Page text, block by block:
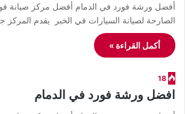
أفضل ورشة فورد في الدمام أفضل مركز صيانة
الصارحة لصيانة السيارات في الخبر يقدم المركز
أكمل القراءة »
18
افضل ورشة فورد في الدمام